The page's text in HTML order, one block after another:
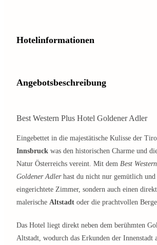
Hotelinformationen
Angebotsbeschreibung
Best Western Plus Hotel Goldener Adler
Eingebettet in die majestätische Kulisse der
Innsbruck was den historischen Charme und
Natur Österreichs vereint. Mit dem Best
Goldener Adlerhast du nicht nur gemütlich
eingerichtete Zimmer, sondern auch einen
malerische Altstadt oder die prachtvollen Berge.
Das Hotel liegt direkt neben dem berühmten
Altstadt, wodurch das Erkunden der Innenstadt